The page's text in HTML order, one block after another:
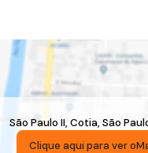
São Paulo II, Cotia, São
Clique aqui para ver o